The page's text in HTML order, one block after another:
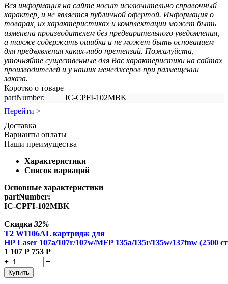
Вся информация на сайте носит исключительно справочный
характер, и не является публичной офертой. Информация о
товарах, их характеристиках и комплектации может быть
изменена производителем без предварительного уведомления,
а также содержать ошибки и не может быть основанием
для предъявления каких-либо претензий. Пожалуйста,
уточняйте существенные для Вас характеристики на сайтах
производителей и у наших менеджеров при размещении
заказа.
Коротко о товаре
partNumber:
IC-CPFI-102MBK
Перейти >
Доставка
Варианты оплаты
Наши преимущества
Характеристики
Список вариаций
Основные характеристики
partNumber:
IC-CPFI-102MBK
Скидка 32%
T2 W1106AL картридж для
HP Laser 107a/107r/107w/MFP 135a/135r/135w/137fnw (2500
1 107 Р 753 Р
+
−
Купить